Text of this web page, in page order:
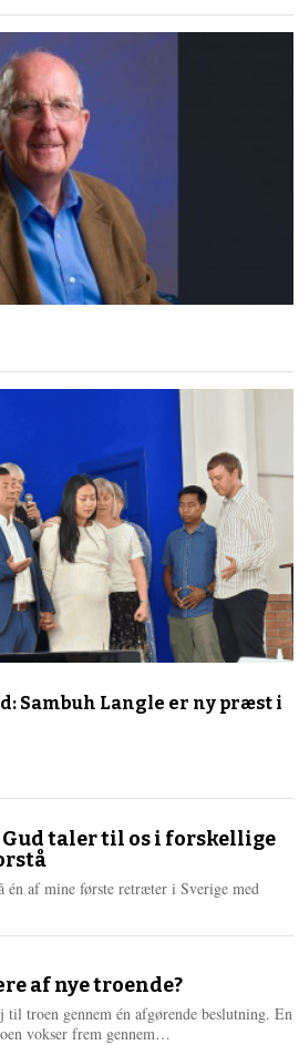
Sambuh Langle er ny præst i
taler til os i forskellige
én af mine første retræter i Sverige med
af nye troende?
troen gennem én afgørende beslutning. En
vokser frem gennem…